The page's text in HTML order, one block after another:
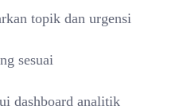
topik dan urgensi
sesuai
dashboard analitik